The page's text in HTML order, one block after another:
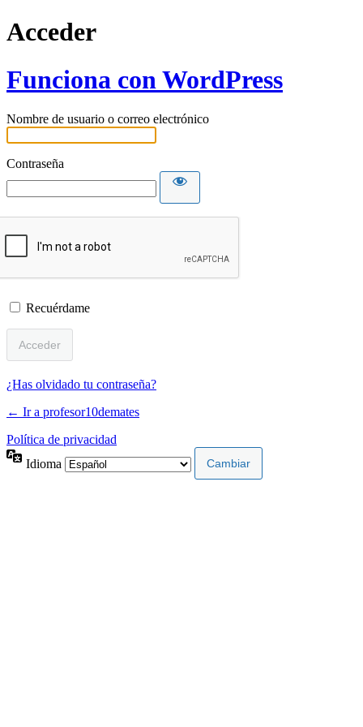
Acceder
Funciona con WordPress
Nombre de usuario o correo electrónico
Contraseña
Recuérdame
¿Has olvidado tu contraseña?
← Ir a profesor10demates
Política de privacidad
Idioma